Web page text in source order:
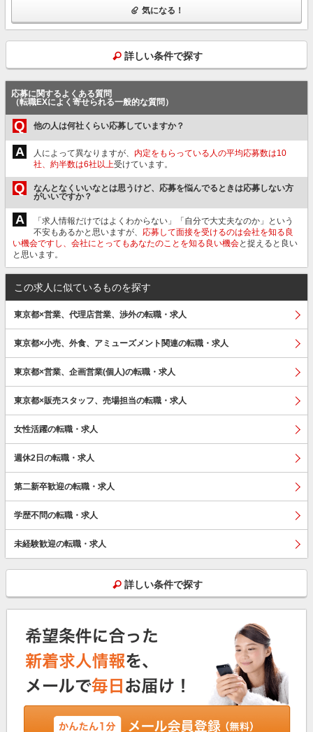
気になる！
詳しい条件で探す
応募に関するよくある質問
（転職EXによく寄せられる一般的な質問）
Q 他の人は何社くらい応募していますか？
A 人によって異なりますが、 内定をもらっている人の平均応募数は10
社、約半数は6社以上受けています。
Q
なんとなくいいなとは思うけど、応募を悩んでるときは応募しない方
がいいですか？
A
「求人情報だけではよくわからない」「自分で大丈夫なのか」という
不安もあるかと思いますが、 応募して面接を受けるのは会社を知る良
い機会ですし、会社にとってもあなたのことを知る良い機会と捉えると良い
と思います。
この求人に似ているものを探す
東京都×営業、代理店営業、渉外の転職・求人
東京都×小売、外食、アミューズメント関連の転職・求人
東京都×営業、企画営業(個人)の転職・求人
東京都×販売スタッフ、売場担当の転職・求人
女性活躍の転職・求人
週休2日の転職・求人
第二新卒歓迎の転職・求人
学歴不問の転職・求人
未経験歓迎の転職・求人
詳しい条件で探す